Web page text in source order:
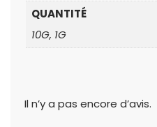
QUANTITÉ
10G, 1G
Il n’y a pas encore d’avis.